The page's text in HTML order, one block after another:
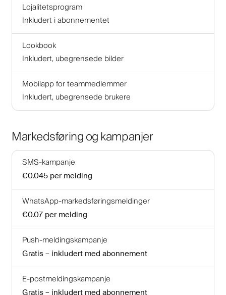
Lojalitetsprogram
Inkludert i abonnementet
Lookbook
Inkludert, ubegrensede bilder
Mobilapp for teammedlemmer
Inkludert, ubegrensede brukere
Markedsføring og kampanjer
SMS-kampanje
€0.045 per melding
WhatsApp-markedsføringsmeldinger
€0.07 per melding
Push-meldingskampanje
Gratis – inkludert med abonnement
E-postmeldingskampanje
Gratis – inkludert med abonnement